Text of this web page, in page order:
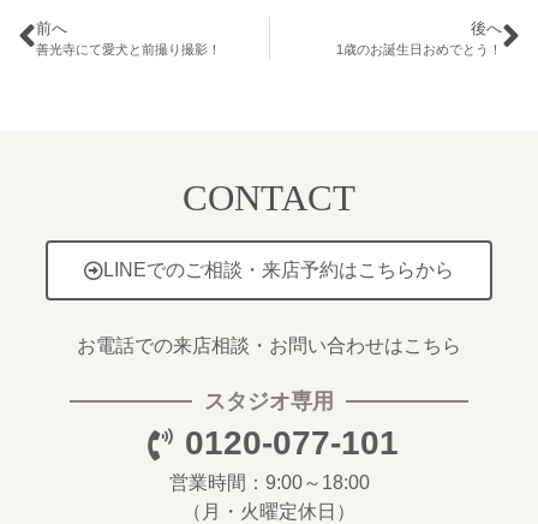
前へ
善光寺にて愛犬と前撮り撮影！
後へ
1歳のお誕生日おめでとう！
CONTACT
LINEでのご相談・来店予約はこちらから
お電話での来店相談・お問い合わせはこちら
スタジオ専用
0120-077-101
営業時間：9:00～18:00
（月・火曜定休日）